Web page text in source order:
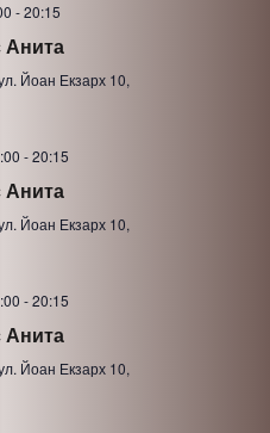
-20:15
Анита
Йоан Екзарх 10,
-20:15
Анита
Йоан Екзарх 10,
-20:15
Анита
Йоан Екзарх 10,